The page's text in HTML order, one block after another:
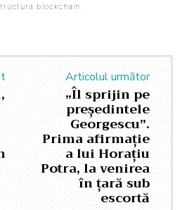
blockchain.
Articolul următor
„Îl sprijin pe
președintele
Georgescu”.
Prima afirmație
a lui Horațiu
Potra, la venirea
în țară sub
escortă